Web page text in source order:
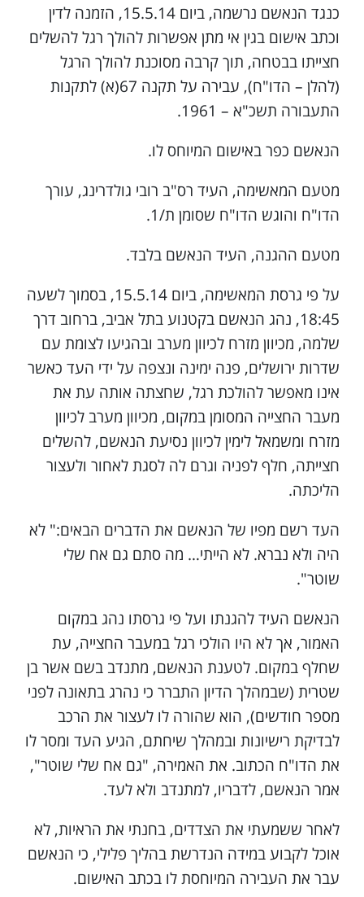
כנגד הנאשם נרשמה, ביום 15.5.14, הזמנה לדין
וכתב אישום בגין אי מתן אפשרות להולך רגל להשלים
חצייתו בבטחה, תוך קרבה מסוכנת להולך הרגל
(להלן – הדו"ח), עבירה על תקנה 67(א) לתקנות
התעבורה תשכ"א – 1961.
הנאשם כפר באישום המיוחס לו.
מטעם המאשימה, העיד רס"ב רובי גולדרינג, עורך
הדו"ח והוגש הדו"ח שסומן ת/1.
מטעם ההגנה, העיד הנאשם בלבד.
על פי גרסת המאשימה, ביום 15.5.14, בסמוך לשעה
18:45, נהג הנאשם בקטנוע בתל אביב, ברחוב דרך
שלמה, מכיוון מזרח לכיוון מערב ובהגיעו לצומת עם
שדרות ירושלים, פנה ימינה ונצפה על ידי העד כאשר
אינו מאפשר להולכת רגל, שחצתה אותה עת את
מעבר החצייה המסומן במקום, מכיוון מערב לכיוון
מזרח ומשמאל לימין לכיוון נסיעת הנאשם, להשלים
חצייתה, חלף לפניה וגרם לה לסגת לאחור ולעצור
הליכתה.
העד רשם מפיו של הנאשם את הדברים הבאים:" לא
היה ולא נברא. לא הייתי… מה סתם גם אח שלי
שוטר".
הנאשם העיד להגנתו ועל פי גרסתו נהג במקום
האמור, אך לא היו הולכי רגל במעבר החצייה, עת
שחלף במקום. לטענת הנאשם, מתנדב בשם אשר בן
שטרית (שבמהלך הדיון התברר כי נהרג בתאונה לפני
מספר חודשים), הוא שהורה לו לעצור את הרכב
לבדיקת רישיונות ובמהלך שיחתם, הגיע העד ומסר לו
את הדו"ח הכתוב. את האמירה, "גם אח שלי שוטר",
אמר הנאשם, לדבריו, למתנדב ולא לעד.
לאחר ששמעתי את הצדדים, בחנתי את הראיות, לא
אוכל לקבוע במידה הנדרשת בהליך פלילי, כי הנאשם
עבר את העבירה המיוחסת לו בכתב האישום.